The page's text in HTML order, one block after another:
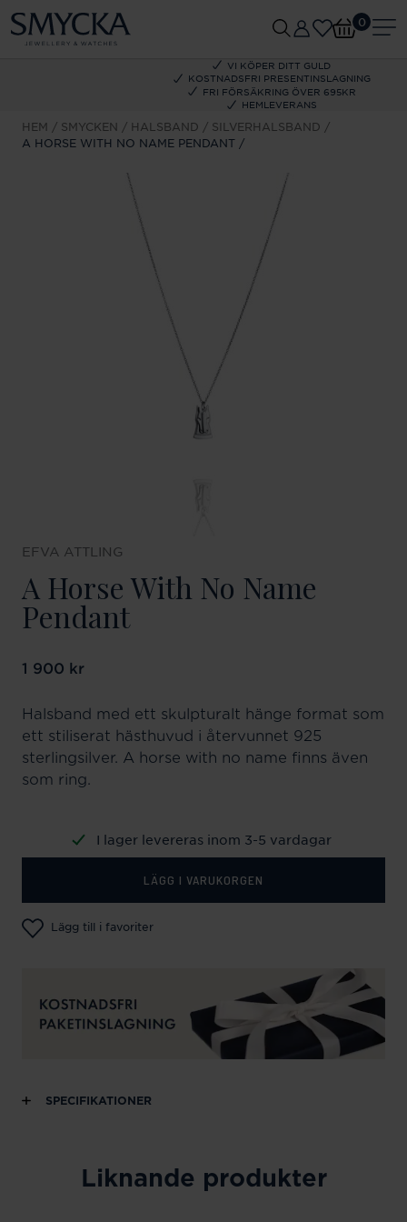
VI KÖPER DITT GULD
KOSTNADSFRI PRESENTINSLAGNING
FRI FÖRSÄKRING ÖVER 695KR
HEMLEVERANS
0
HEM SMYCKEN HALSBAND
SILVERHALSBAND
A HORSE WITH NO NAME PENDANT
EFVA ATTLING
A Horse With No Name
Pendant
Pris:1 900 kr
1 900 kr
Halsband med ett skulpturalt hänge format som
ett stiliserat hästhuvud i återvunnet 925
sterlingsilver. A horse with no name finns även
som ring.
I lager levereras inom 3-5 vardagar
LÄGG I VARUKORGEN
Lägg till i favoriter
SPECIFIKATIONER
Liknande produkter